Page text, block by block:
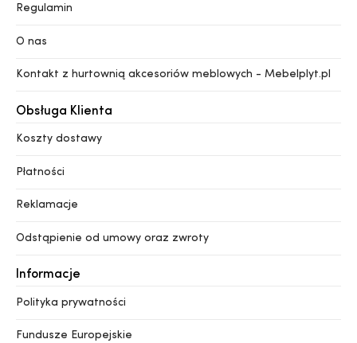
Regulamin
O nas
Kontakt z hurtownią akcesoriów meblowych - Mebelplyt.pl
Obsługa Klienta
Koszty dostawy
Płatności
Reklamacje
Odstąpienie od umowy oraz zwroty
Informacje
Polityka prywatności
Fundusze Europejskie